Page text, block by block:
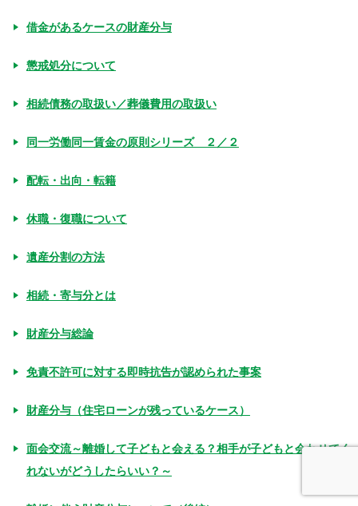
借金があるケースの財産分与
懲戒処分について
相続債務の取扱い／葬儀費用の取扱い
同一労働同一賃金の原則シリーズ ２／２
配転・出向・転籍
休職・復職について
遺産分割の方法
相続・寄与分とは
財産分与総論
免責不許可に対する即時抗告が認められた事案
財産分与（住宅ローンが残っているケース）
面会交流～離婚して子どもと会える？相手が子どもと会わせてく
れないがどうしたらいい？～